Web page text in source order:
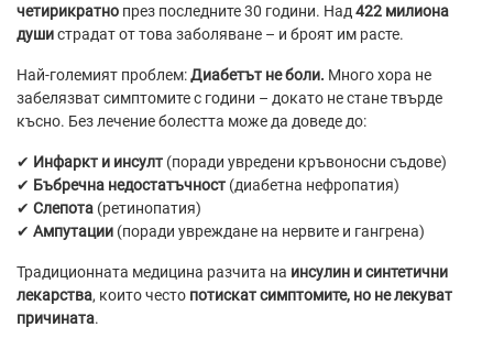
четирикратно през последните 30 години. Над422 милиона
душистрадат от това заболяване – и броят им расте.
Най-големият проблем:Диабетът не боли. Много хора не
забелязват симптомите с години – докато не стане твърде
късно. Без лечение болестта може да доведе до:
✔ Инфаркт и инсулт (поради увредени кръвоносни съдове)
✔ Бъбречна недостатъчност (диабетна нефропатия)
✔ Слепота (ретинопатия)
✔ Ампутации (поради увреждане на нервите и гангрена)
Традиционната медицина разчита на инсулин и синтетични
лекарства, които често потискат симптомите, но не лекуват
причината.